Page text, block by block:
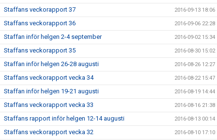
Staffans veckorapport 37 2016-09-13 18:06
Staffans veckorapport 36 2016-09-06 22:28
Staffan inför helgen 2-4 september 2016-09-02 15:34
Staffans veckorapport 35 2016-08-30 15:02
Staffan inför helgen 26-28 augusti 2016-08-26 12:27
Staffans veckorapport vecka 34 2016-08-22 15:47
Staffan inför helgen 19-21 augusti 2016-08-19 14:44
Staffans veckorapport vecka 33 2016-08-16 21:38
Staffans rapport inför helgen 12-14 augusti 2016-08-13 00:14
Staffans veckorapport vecka 32 2016-08-10 17:10